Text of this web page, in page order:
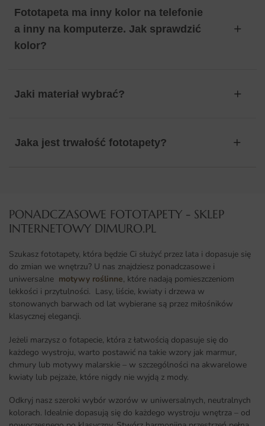
Fototapeta ma inny kolor na telefonie
a inny na komputerze. Jak sprawdzić
kolor?
Jaki materiał wybrać?
Jaka jest trwałość fototapety?
PONADCZASOWE FOTOTAPETY - SKLEP
INTERNETOWY DIMURO.PL​
Szukasz fototapety, która będzie Ci służyć przez lata i dopasuje się
do zmian we wnętrzu? U nas znajdziesz ponadczasowe i
uniwersalne motywy roślinne, które nadają pomieszczeniom
lekkości i przytulności. Lasy, liście, kwiaty i drzewa w
stonowanych barwach od lat wybierane są przez miłośników
klasycznej elegancji.
Jeżeli marzysz o fotapecie, która z łatwością dopasuje się do
każdego wystroju, warto postawić na takie wzory jak marmur,
chmury lub motywy malarskie – w szczególności na akwarelowe
kwiaty lub pejzaże, które nigdy nie wyjdą z mody.
Odkryj nasz szeroki wybór wzorów w uniwersalnych, neutralnych
kolorach. Idealnie dopasują się do każdego wystroju wnętrza – od